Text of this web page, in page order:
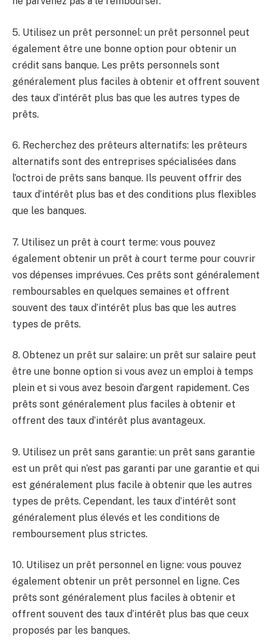
5. Utilisez un prêt personnel: un prêt personnel peut
également être une bonne option pour obtenir un
crédit sans banque. Les prêts personnels sont
généralement plus faciles à obtenir et offrent souvent
des taux d’intérêt plus bas que les autres types de
prêts.
6. Recherchez des prêteurs alternatifs: les prêteurs
alternatifs sont des entreprises spécialisées dans
l’octroi de prêts sans banque. Ils peuvent offrir des
taux d’intérêt plus bas et des conditions plus flexibles
que les banques.
7. Utilisez un prêt à court terme: vous pouvez
également obtenir un prêt à court terme pour couvrir
vos dépenses imprévues. Ces prêts sont généralement
remboursables en quelques semaines et offrent
souvent des taux d’intérêt plus bas que les autres
types de prêts.
8. Obtenez un prêt sur salaire: un prêt sur salaire peut
être une bonne option si vous avez un emploi à temps
plein et si vous avez besoin d’argent rapidement. Ces
prêts sont généralement plus faciles à obtenir et
offrent des taux d’intérêt plus avantageux.
9. Utilisez un prêt sans garantie: un prêt sans garantie
est un prêt qui n’est pas garanti par une garantie et qui
est généralement plus facile à obtenir que les autres
types de prêts. Cependant, les taux d’intérêt sont
généralement plus élevés et les conditions de
remboursement plus strictes.
10. Utilisez un prêt personnel en ligne: vous pouvez
également obtenir un prêt personnel en ligne. Ces
prêts sont généralement plus faciles à obtenir et
offrent souvent des taux d’intérêt plus bas que ceux
proposés par les banques.